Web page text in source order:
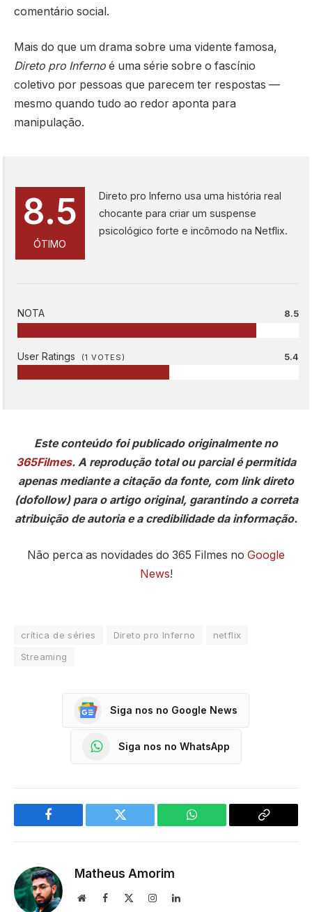
comentário social.
Mais do que um drama sobre uma vidente famosa,
Direto pro Inferno é uma série sobre o fascínio
coletivo por pessoas que parecem ter respostas —
mesmo quando tudo ao redor aponta para
manipulação.
8.5
ÓTIMO
Direto pro Inferno usa uma história real
chocante para criar um suspense
psicológico forte e incômodo na Netflix.
NOTA 8.5
User Ratings (1 VOTES) 5.4
Este conteúdo foi publicado originalmente no
365Filmes. A reprodução total ou parcial é permitida
apenas mediante a citação da fonte, com link direto
(dofollow) para o artigo original, garantindo a correta
atribuição de autoria e a credibilidade da informação.
Não perca as novidades do 365 Filmes no Google
News!
crítica de séries Direto pro Inferno
netflix
Streaming
Siga nos no Google News
Siga nos no WhatsApp
Facebook Twitter WhatsApp
Copy
Matheus Amorim
WebsiteFacebook InstagramLinkedIn